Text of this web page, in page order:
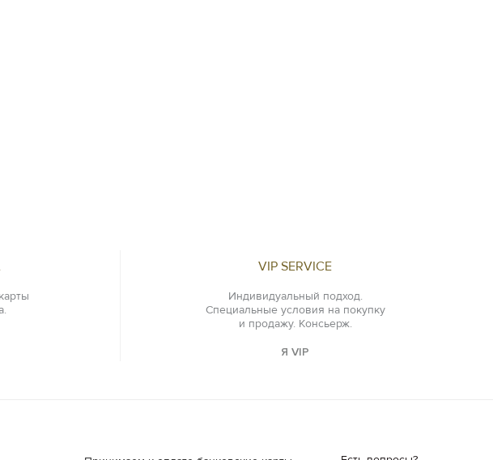
VIP SERVICE
Индивидуальный подход.
Специальные условия на покупку
и продажу. Консьерж.
Я VIP